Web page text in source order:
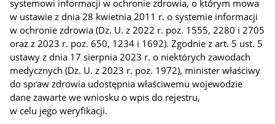
systemowi informacji w ochronie zdrowia, o którym mowa
w ustawie z dnia 28 kwietnia 2011 r. o systemie informacji
w ochronie zdrowia (Dz. U. z 2022 r. poz. 1555, 2280 i 2705
oraz z 2023 r. poz. 650, 1234 i 1692). Zgodnie z art. 5 ust. 5
ustawy z dnia 17 sierpnia 2023 r. o niektórych zawodach
medycznych (Dz. U. z 2023 r. poz. 1972), minister właściwy
do spraw zdrowia udostępnia właściwemu wojewodzie
dane zawarte we wniosku o wpis do rejestru,
w celu jego weryfikacji.